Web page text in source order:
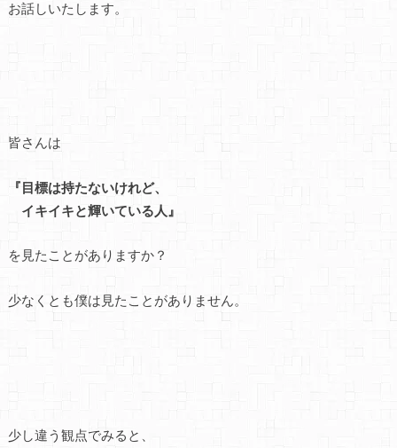
お話しいたします。
皆さんは
『目標は持たないけれど、
イキイキと輝いている人』
を見たことがありますか？
少なくとも僕は見たことがありません。
少し違う観点でみると、